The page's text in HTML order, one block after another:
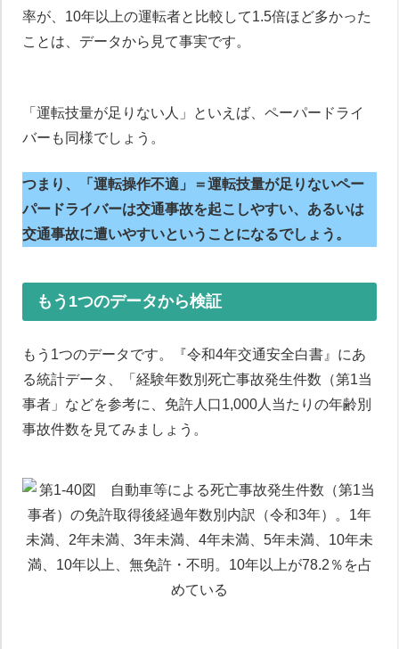
率が、10年以上の運転者と比較して1.5倍ほど多かった
ことは、データから見て事実です。
「運転技量が足りない人」といえば、ペーパードライ
バーも同様でしょう。
つまり、「運転操作不適」＝運転技量が足りないペー
パードライバーは交通事故を起こしやすい、あるいは
交通事故に遭いやすいということになるでしょう。
もう1つのデータから検証
もう1つのデータです。『令和4年交通安全白書』にあ
る統計データ、「経験年数別死亡事故発生件数（第1当
事者」などを参考に、免許人口1,000人当たりの年齢別
事故件数を見てみましょう。